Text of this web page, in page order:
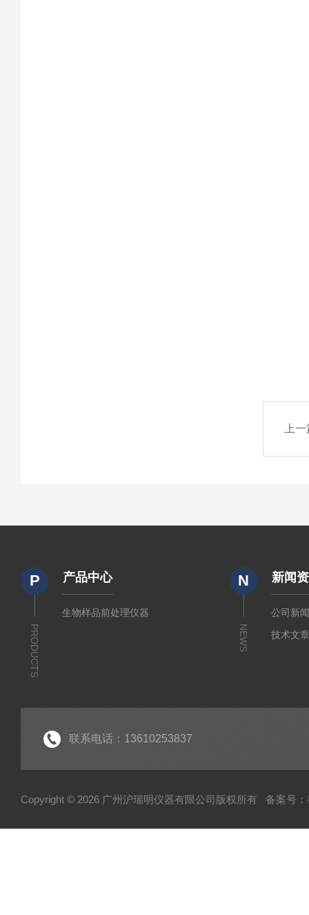
上
P
PRODUCTS
产品中心
生物样品前处理仪器
N
NEWS
新闻
公司新
技术文
联系电话：13610253837
Copyright © 2026 广州沪瑞明仪器有限公司版权所有 备案号